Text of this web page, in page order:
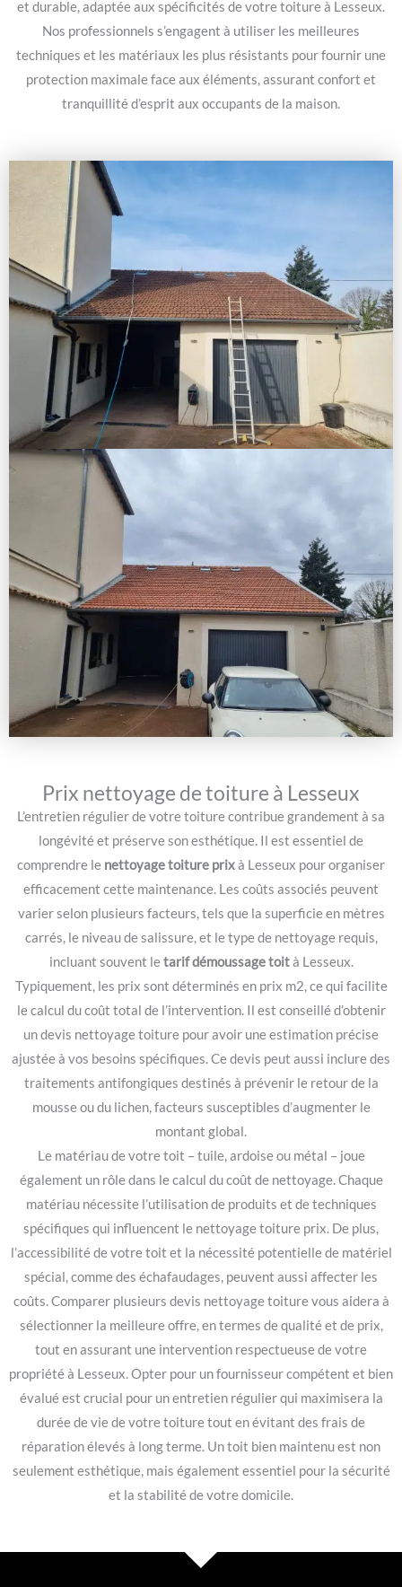
et durable, adaptée aux spécificités de votre toiture à Lesseux.
Nos professionnels s’engagent à utiliser les meilleures
techniques et les matériaux les plus résistants pour fournir une
protection maximale face aux éléments, assurant confort et
tranquillité d’esprit aux occupants de la maison.
Prix nettoyage de toiture à Lesseux
L’entretien régulier de votre toiture contribue grandement à sa
longévité et préserve son esthétique. Il est essentiel de
comprendre le nettoyage toiture prixà Lesseux pour organiser
efficacement cette maintenance. Les coûts associés peuvent
varier selon plusieurs facteurs, tels que la superficie en mètres
carrés, le niveau de salissure, et le type de nettoyage requis,
incluant souvent letarif démoussage toità Lesseux.
Typiquement, les prix sont déterminés en prix m2, ce qui facilite
le calcul du coût total de l’intervention. Il est conseillé d’obtenir
un devis nettoyage toiture pour avoir une estimation précise
ajustée à vos besoins spécifiques. Ce devis peut aussi inclure des
traitements antifongiques destinés à prévenir le retour de la
mousse ou du lichen, facteurs susceptibles d’augmenter le
montant global.
Le matériau de votre toit – tuile, ardoise ou métal – joue
également un rôle dans le calcul du coût de nettoyage. Chaque
matériau nécessite l’utilisation de produits et de techniques
spécifiques qui influencent le nettoyage toiture prix. De plus,
l’accessibilité de votre toit et la nécessité potentielle de matériel
spécial, comme des échafaudages, peuvent aussi affecter les
coûts. Comparer plusieurs devis nettoyage toiture vous aidera à
sélectionner la meilleure offre, en termes de qualité et de prix,
tout en assurant une intervention respectueuse de votre
propriété à Lesseux. Opter pour un fournisseur compétent et bien
évalué est crucial pour un entretien régulier qui maximisera la
durée de vie de votre toiture tout en évitant des frais de
réparation élevés à long terme. Un toit bien maintenu est non
seulement esthétique, mais également essentiel pour la sécurité
et la stabilité de votre domicile.